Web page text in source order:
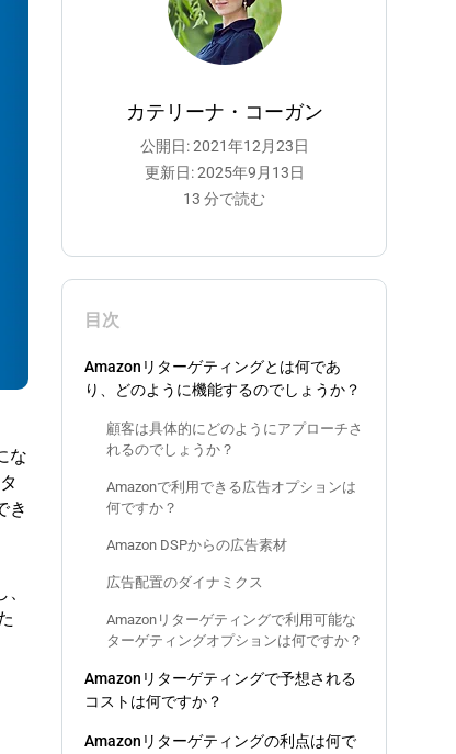
カテリーナ・コーガン
公開日: 2021年12月23日
更新日: 2025年9月13日
13 分で読む
目次
Amazonリターゲティングとは何であ
り、どのように機能するのでしょうか？
顧客は具体的にどのようにアプローチさ
れるのでしょうか？
Amazonで利用できる広告オプションは
何ですか？
Amazon DSPからの広告素材
広告配置のダイナミクス
Amazonリターゲティングで利用可能な
ターゲティングオプションは何ですか？
Amazonリターゲティングで予想される
コストは何ですか？
Amazonリターゲティングの利点は何で
な
き